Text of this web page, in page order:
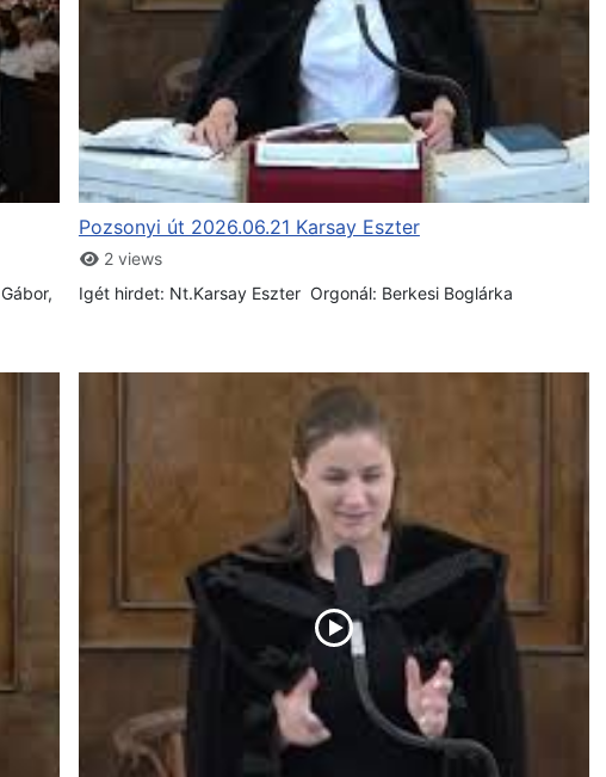
Pozsonyi út 2026.06.21 Karsay Eszter
2 views
Igét hirdet: Nt.Karsay Eszter Orgonál: Berkesi Boglárka